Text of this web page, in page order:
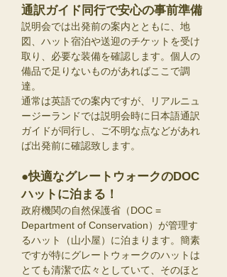
通訳ガイド同行で安心の事前準備
説明会では出発前の案内とともに、地
図、ハット宿泊や送迎のチケットを受け
取り、必要な装備を確認します。個人の
備品で足りないものがあればここで調
達。
通常は英語での案内ですが、リアルニュ
ージーランドでは説明会時に日本語通訳
ガイドが同行し、ご不明な点などがあれ
ば出発前に確認致します。
●快適なグレートウォークのDOC
ハットに泊まる！
政府機関の自然保護省（DOC =
Department of Conservation）が管理す
るハット（山小屋）に泊まります。簡素
ですが特にグレートウォークのハットは
とても清潔で広々としていて、そのほと